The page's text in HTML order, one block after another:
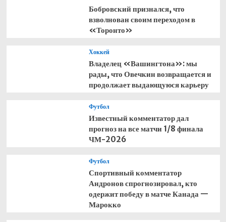
Бобровский признался, что
взволнован своим переходом в
«Торонто»
Хоккей
Владелец «Вашингтона»: мы
рады, что Овечкин возвращается и
продолжает выдающуюся карьеру
Футбол
Известный комментатор дал
прогноз на все матчи 1/8 финала
ЧМ-2026
Футбол
Спортивный комментатор
Андронов спрогнозировал, кто
одержит победу в матче Канада —
Марокко